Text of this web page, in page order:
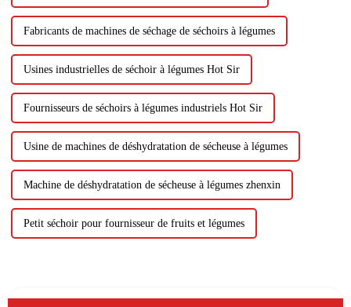
Fabricants de machines de séchage de séchoirs à légumes
Usines industrielles de séchoir à légumes Hot Sir
Fournisseurs de séchoirs à légumes industriels Hot Sir
Usine de machines de déshydratation de sécheuse à légumes
Machine de déshydratation de sécheuse à légumes zhenxin
Petit séchoir pour fournisseur de fruits et légumes